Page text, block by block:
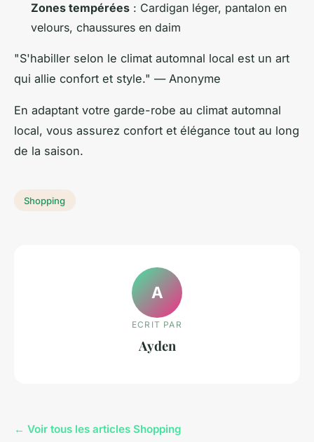
Zones tempérées : Cardigan léger, pantalon en
velours, chaussures en daim
"S'habiller selon le climat automnal local est un art
qui allie confort et style." — Anonyme
En adaptant votre garde-robe au climat automnal
local, vous assurez confort et élégance tout au long
de la saison.
Shopping
A
ECRIT PAR
Ayden
← Voir tous les articles Shopping